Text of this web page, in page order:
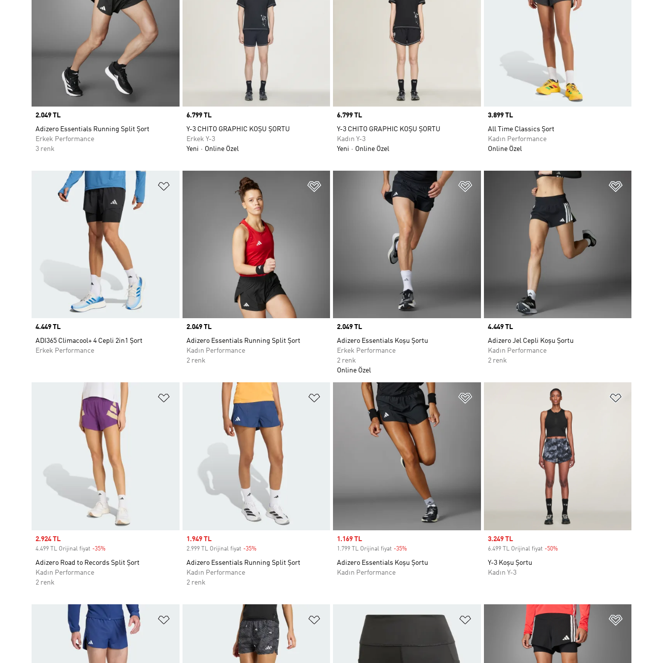
Price
2.049 TL
Adizero Essentials Running Split Şort
Erkek Performance
3 renk
Price
6.799 TL
Y-3 CHITO GRAPHIC KOŞU ŞORTU
Erkek Y-3
Yeni
Online Özel
Price
6.799 TL
Y-3 CHITO GRAPHIC KOŞU ŞORTU
Kadın Y-3
Yeni
Online Özel
Price
3.899 TL
All Time Classics Şort
Kadın Performance
Online Özel
Favori Listesine Ekle
Price
4.449 TL
ADI365 Climacool+ 4 Cepli 2in1 Şort
Erkek Performance
Favori Listesine Ekle
Price
2.049 TL
Adizero Essentials Running Split Şort
Kadın Performance
2 renk
Favori Listesine Ekle
Price
2.049 TL
Adizero Essentials Koşu Şortu
Erkek Performance
2 renk
Online Özel
Price
4.449 TL
Adizero Jel Cepli Koşu Şortu
Kadın Performance
2 renk
Favori Listesine Ekle
Sale price
2.924 TL
4.499 TL Orijinal fiyat -35%
Adizero Road to Records Split Şort
Kadın Performance
2 renk
Favori Listesine Ekle
Sale price
1.949 TL
2.999 TL Orijinal fiyat -35%Discount
Adizero Essentials Running Split Şort
Kadın Performance
2 renk
Sale price
1.169 TL
1.799 TL Orijinal fiyat -35%
Adizero Essentials Koşu Şortu
Kadın Performance
Sale price
3.249 TL
6.499 TL Orijinal fiyat -50%Discount
Y-3 Koşu Şortu
Kadın Y-3
Favori Listesine Ekle Favori Listesine Ekle Favori Listesine Ekle